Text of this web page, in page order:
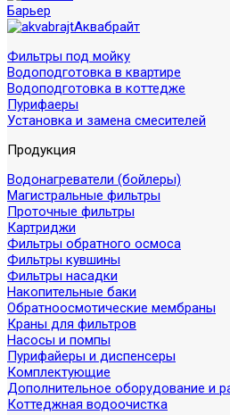
Барьер
Аквабрайт
Фильтры под мойку
Водоподготовка в квартире
Водоподготовка в коттедже
Пурифаеры
Установка и замена смесителей
Продукция
Водонагреватели (бойлеры)
Магистральные фильтры
Проточные фильтры
Картриджи
Фильтры обратного осмоса
Фильтры кувшины
Фильтры насадки
Накопительные баки
Обратноосмотические мембраны
Краны для фильтров
Насосы и помпы
Пурифайеры и диспенсеры
Комплектующие
Дополнительное оборудование и
Коттеджная водоочистка